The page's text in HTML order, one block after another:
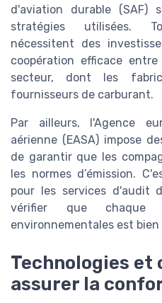
d'aviation durable (SAF)
stratégies utilisées.
nécessitent des
coopération efficace
secteur, dont les
fournisseurs de carburant.
Par ailleurs, l'Agence
aérienne (EASA) impose
de garantir que les
les normes d’émission.
pour les services d'audit
vérifier que chaque
environnementales est bien
Technologies et
assurer la